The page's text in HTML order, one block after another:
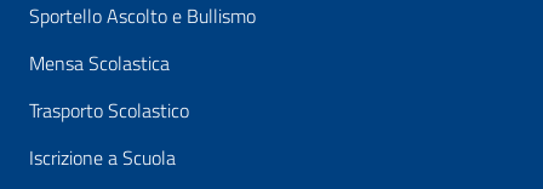
Sportello Ascolto e Bullismo
Mensa Scolastica
Trasporto Scolastico
Iscrizione a Scuola